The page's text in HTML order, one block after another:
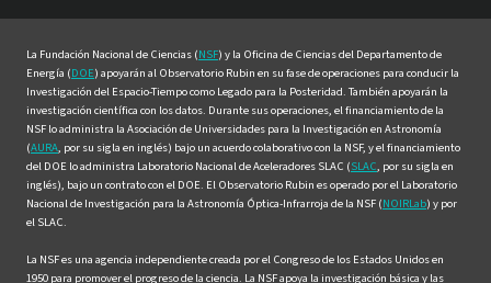
La Fundación Nacional de Ciencias (NSF) y la Oficina de Ciencias del Departamento de
Energía (DOE) apoyarán al Observatorio Rubin en su fase de operaciones para conducir la
Investigación del Espacio-Tiempo como Legado para la Posteridad. También apoyarán la
investigación científica con los datos. Durante sus operaciones, el financiamiento de la
NSF lo administra la Asociación de Universidades para la Investigación en Astronomía
(AURA, por su sigla en inglés) bajo un acuerdo colaborativo con la NSF, y el financiamiento
del DOE lo administra Laboratorio Nacional de Aceleradores SLAC (SLAC, por su sigla en
inglés), bajo un contrato con el DOE. El Observatorio Rubin es operado por el Laboratorio
Nacional de Investigación para la Astronomía Óptica-Infrarroja de la NSF (NOIRLab) y por
el SLAC.
La NSF es una agencia independiente creada por el Congreso de los Estados Unidos en
1950 para promover el progreso de la ciencia. La NSF apoya la investigación básica y las